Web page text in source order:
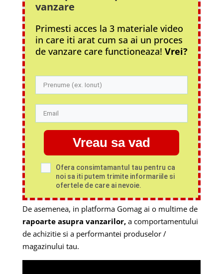
vanzare
Primesti acces la 3 materiale video
in care iti arat cum sa ai un proces
de vanzare care functioneaza! Vrei?
Vreau sa vad
Ofera consimtamantul tau pentru ca
noi sa iti putem trimite informariile si
ofertele de care ai nevoie.
De asemenea, in platforma Gomag ai o multime de
rapoarte asupra vanzarilor,a comportamentului
de achizitie si a performantei produselor /
magazinului tau.